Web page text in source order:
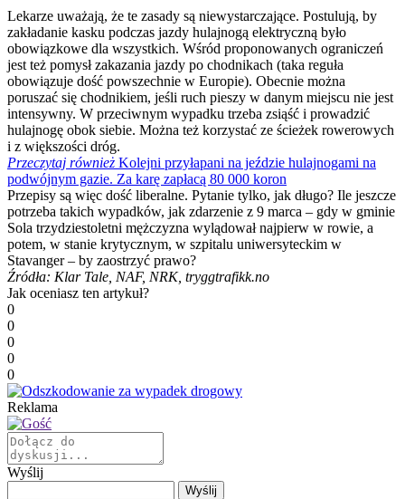
Lekarze uważają, że te zasady są niewystarczające. Postulują, by
zakładanie kasku podczas jazdy hulajnogą elektryczną było
obowiązkowe dla wszystkich. Wśród proponowanych ograniczeń
jest też pomysł zakazania jazdy po chodnikach (taka reguła
obowiązuje dość powszechnie w Europie). Obecnie można
poruszać się chodnikiem, jeśli ruch pieszy w danym miejscu nie jest
intensywny. W przeciwnym wypadku trzeba zsiąść i prowadzić
hulajnogę obok siebie. Można też korzystać ze ścieżek rowerowych
i z większości dróg.
Przeczytaj również Kolejni przyłapani na jeździe hulajnogami na
podwójnym gazie. Za karę zapłacą 80 000 koron
Przepisy są więc dość liberalne. Pytanie tylko, jak długo? Ile jeszcze
potrzeba takich wypadków, jak zdarzenie z 9 marca – gdy w gminie
Sola trzydziestoletni mężczyzna wylądował najpierw w rowie, a
potem, w stanie krytycznym, w szpitalu uniwersyteckim w
Stavanger – by zaostrzyć prawo?
Źródła: Klar Tale, NAF, NRK, tryggtrafikk.no
Jak oceniasz ten artykuł?
0
0
0
0
0
Reklama
Wyślij